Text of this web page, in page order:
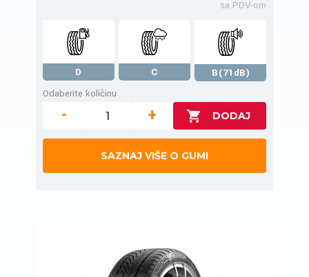
sa PDV-om
D C
B(71dB)
Odaberite količinu
- +
SAZNAJ VIŠE O GUMI